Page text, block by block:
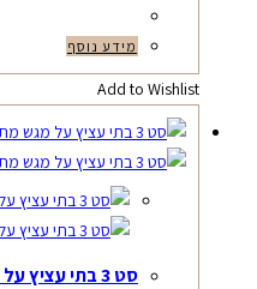
מידע נוסף
Add to Wishlist
סט 3 בתי עציץ על מגש מתכת דגם KAMILA